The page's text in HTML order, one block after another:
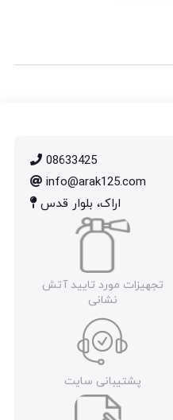
08633425
info@arak125.com
اراک، بلوار قدس
تجهیزات مورد تایید آتش
نشانی
پشتیبانی سایت